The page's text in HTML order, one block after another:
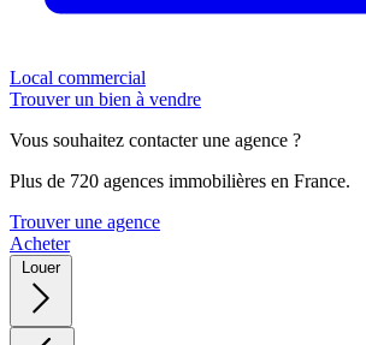
Local commercial
Trouver un bien à vendre
Vous souhaitez contacter une agence ?
Plus de 720 agences immobilières en France.
Trouver une agence
Acheter
Louer